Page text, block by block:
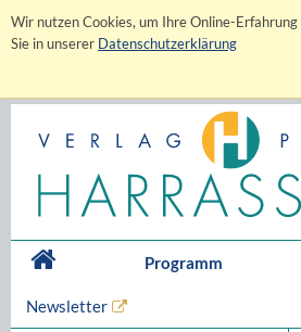
Wir nutzen Cookies, um Ihre Online-
Sie in unserer Datenschutzerklärung
Programm
Newsletter